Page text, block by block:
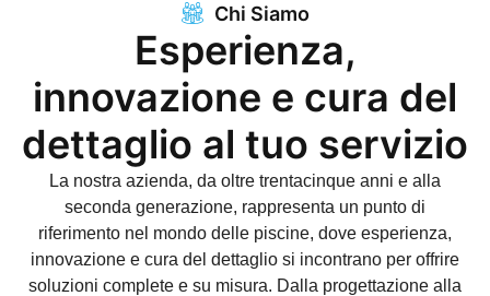
Chi Siamo
Esperienza,
innovazione e cura del
dettaglio al tuo servizio
La nostra azienda, da oltre trentacinque anni e alla
seconda generazione, rappresenta un punto di
riferimento nel mondo delle piscine, dove esperienza,
innovazione e cura del dettaglio si incontrano per offrire
soluzioni complete e su misura. Dalla progettazione alla